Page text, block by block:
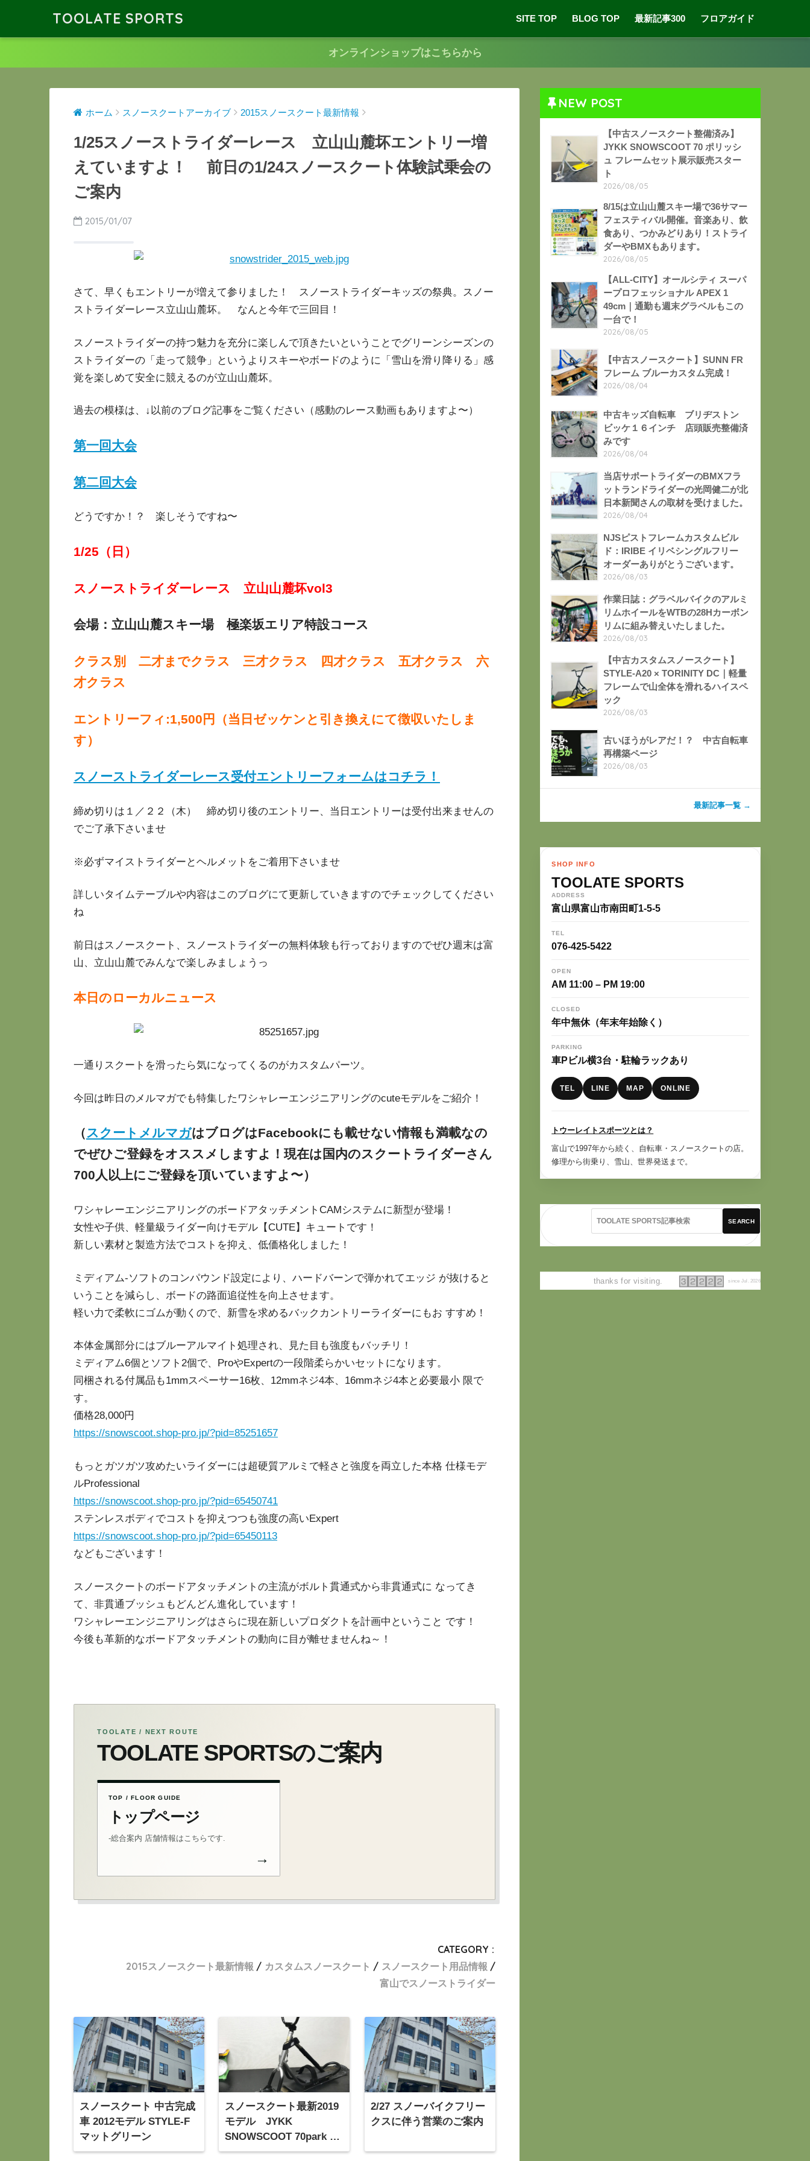
TOOLATE SPORTS SITE TOP BLOG TOP 最新記事300 フロアガイド
オンラインショップはこちらから
ホーム スノースクートアーカイブ 2015スノースクート最新情報
1/25スノーストライダーレース 立山山麓坏エントリー増
えていますよ！ 前日の1/24スノースクート体験試乗会の
ご案内
2015/01/07
さて、早くもエントリーが増えて参りました！ スノーストライダーキッズの祭典。スノー
ストライダーレース立山山麓坏。 なんと今年で三回目！
スノーストライダーの持つ魅力を充分に楽しんで頂きたいということでグリーンシーズンの
ストライダーの「走って競争」というよりスキーやボードのように「雪山を滑り降りる」感
覚を楽しめて安全に競えるのが立山山麓坏。
過去の模様は、↓以前のブログ記事をご覧ください（感動のレース動画もありますよ〜）
第一回大会
第二回大会
どうですか！？ 楽しそうですね〜
1/25（日）
スノーストライダーレース 立山山麓坏vol3
会場：立山山麓スキー場 極楽坂エリア特設コース
クラス別 二才までクラス 三才クラス 四才クラス 五才クラス 六
才クラス
エントリーフィ:1,500円（当日ゼッケンと引き換えにて徴収いたしま
す）
スノーストライダーレース受付エントリーフォームはコチラ！
締め切りは１／２２（木） 締め切り後のエントリー、当日エントリーは受付出来ませんの
でご了承下さいませ
※必ずマイストライダーとヘルメットをご着用下さいませ
詳しいタイムテーブルや内容はこのブログにて更新していきますのでチェックしてください
ね
前日はスノースクート、スノーストライダーの無料体験も行っておりますのでぜひ週末は富
山、立山山麓でみんなで楽しみましょうっ
本日のローカルニュース
一通りスクートを滑ったら気になってくるのがカスタムパーツ。
今回は昨日のメルマガでも特集したワシャレーエンジニアリングのcuteモデルをご紹介！
（スクートメルマガはブログはFacebookにも載せない情報も満載なの
でぜひご登録をオススメしますよ！現在は国内のスクートライダーさん
700人以上にご登録を頂いていますよ〜）
ワシャレーエンジニアリングのボードアタッチメントCAMシステムに新型が登場！
女性や子供、軽量級ライダー向けモデル【CUTE】キュートです！
新しい素材と製造方法でコストを抑え、低価格化しました！
ミディアム-ソフトのコンパウンド設定により、ハードバーンで弾かれてエッジ が抜けると
いうことを減らし、ボードの路面追従性を向上させます。
軽い力で柔軟にゴムが動くので、新雪を求めるバックカントリーライダーにもお すすめ！
本体金属部分にはブルーアルマイト処理され、見た目も強度もバッチリ！
ミディアム6個とソフト2個で、ProやExpertの一段階柔らかいセットになります。
同梱される付属品も1mmスペーサー16枚、12mmネジ4本、16mmネジ4本と必要最小 限で
す。
価格28,000円
https://snowscoot.shop-pro.jp/?pid=85251657
もっとガツガツ攻めたいライダーには超硬質アルミで軽さと強度を両立した本格 仕様モデ
ルProfessional
https://snowscoot.shop-pro.jp/?pid=65450741
ステンレスボディでコストを抑えつつも強度の高いExpert
https://snowscoot.shop-pro.jp/?pid=65450113
などもございます！
スノースクートのボードアタッチメントの主流がボルト貫通式から非貫通式に なってき
て、非貫通ブッシュもどんどん進化しています！
ワシャレーエンジニアリングはさらに現在新しいプロダクトを計画中ということ です！
今後も革新的なボードアタッチメントの動向に目が離せませんね～！
TOOLATE / NEXT ROUTE
TOOLATE SPORTSのご案内
TOP / FLOOR GUIDE
トップページ
-総合案内 店舗情報はこちらです.
→
CATEGORY :
2015スノースクート最新情報
カスタムスノースクート
スノースクート用品情報
富山でスノーストライダー
スノースクート 中古完成
車 2012モデル STYLE-F
マットグリーン
スノースクート最新2019
モデル JYKK
SNOWSCOOT 70park ナ
ナマルパークモデ
2/27 スノーバイクフリー
クスに伴う営業のご案内
NEW POST
【中古スノースクート整備済み】
JYKK SNOWSCOOT 70 ポリッシ
ュ フレームセット展示販売スター
ト
2026/08/05
8/15は立山山麓スキー場で36サマー
フェスティバル開催。音楽あり、飲
食あり、つかみどりあり！ストライ
ダーやBMXもあります。
2026/08/05
【ALL-CITY】オールシティ スーパ
ープロフェッショナル APEX 1
49cm｜通勤も週末グラベルもこの
一台で！
2026/08/05
【中古スノースクート】SUNN FR
フレーム ブルーカスタム完成！
2026/08/04
中古キッズ自転車 ブリヂストン
ビッケ１６インチ 店頭販売整備済
みです
2026/08/04
当店サポートライダーのBMXフラ
ットランドライダーの光岡健二が北
日本新聞さんの取材を受けました。
2026/08/04
NJSピストフレームカスタムビル
ド：IRIBE イリベシングルフリー
オーダーありがとうございます。
2026/08/03
作業日誌：グラベルバイクのアルミ
リムホイールをWTBの28Hカーボン
リムに組み替えいたしました。
2026/08/03
【中古カスタムスノースクート】
STYLE-A20 × TORINITY DC｜軽量
フレームで山全体を滑れるハイスペ
ック
2026/08/03
古いほうがレアだ！？ 中古自転車
再構築ページ
2026/08/03
最新記事一覧 →
SHOP INFO
TOOLATE SPORTS
ADDRESS
富山県富山市南田町1-5-5
TEL
076-425-5422
OPEN
AM 11:00 – PM 19:00
CLOSED
年中無休（年末年始除く）
PARKING
車Pビル横3台・駐輪ラックあり
TEL LINE MAP ONLINE
トウーレイトスポーツとは？
富山で1997年から続く、自転車・スノースクートの店。
修理から街乗り、雪山、世界発送まで。
SEARCH
thanks for visiting. since Jul. 2026